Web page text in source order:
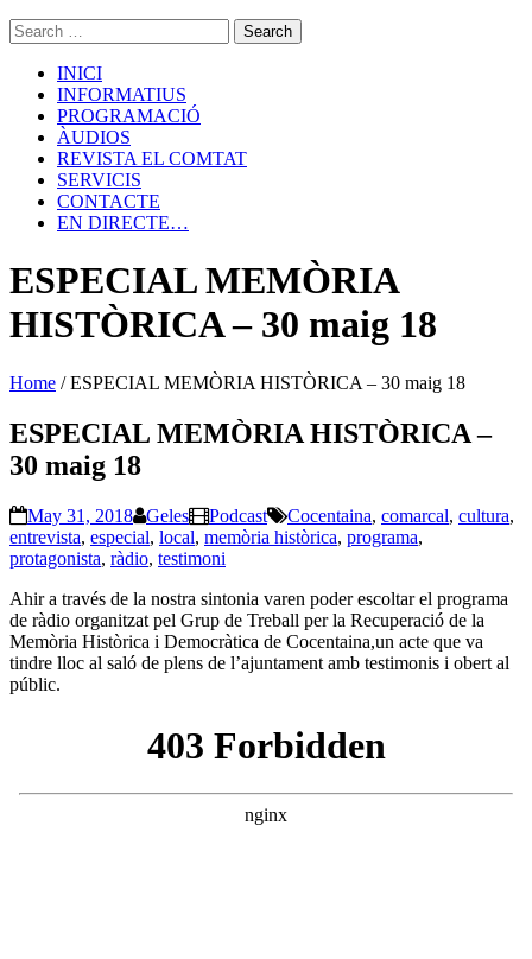
INICI
INFORMATIUS
PROGRAMACIÓ
ÀUDIOS
REVISTA EL COMTAT
SERVICIS
CONTACTE
EN DIRECTE…
ESPECIAL MEMÒRIA
HISTÒRICA – 30 maig 18
Home /ESPECIAL MEMÒRIA HISTÒRICA – 30 maig 18
ESPECIAL MEMÒRIA HISTÒRICA –
30 maig 18
May 31, 2018 Geles Podcast Cocentaina, comarcal, cultura,
entrevista, especial, local, memòria històrica, programa,
protagonista, ràdio, testimoni
Ahir a través de la nostra sintonia varen poder escoltar el programa
de ràdio organitzat pel Grup de Treball per la Recuperació de la
Memòria Històrica i Democràtica de Cocentaina,un acte que va
tindre lloc al saló de plens de l’ajuntament amb testimonis i obert al
públic.